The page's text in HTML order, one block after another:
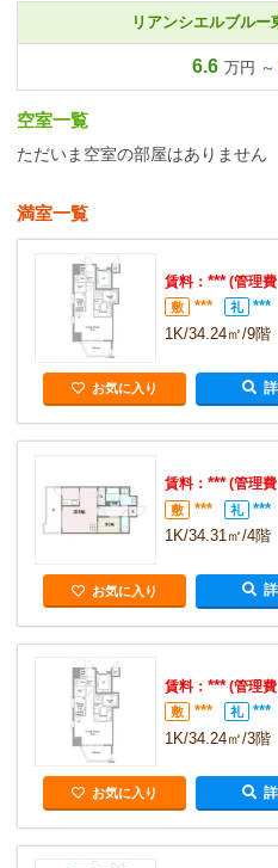
リアンシエルブル
6.6 万円 ～
空室一覧
ただいま空室の部屋はありません
満室一覧
賃料： ***(管理
敷 *** 礼
***
1K/34.24㎡/9階
お気に入り
賃料： ***(管理
敷 *** 礼
***
1K/34.31㎡/4階
お気に入り
賃料： ***(管理
敷 *** 礼
***
1K/34.24㎡/3階
お気に入り